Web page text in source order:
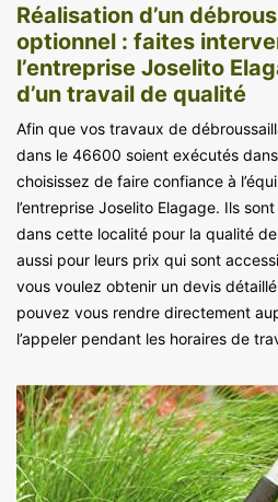
Réalisation d’un
optionnel : faites
l’entreprise Joselito
d’un travail de qualité
Afin que vos travaux de
dans le 46600 soient exécutés dans
choisissez de faire confiance à
l’entreprise Joselito Elagage. Ils
dans cette localité pour la qualité
aussi pour leurs prix qui sont
vous voulez obtenir un devis
pouvez vous rendre directement
l’appeler pendant les horaires de